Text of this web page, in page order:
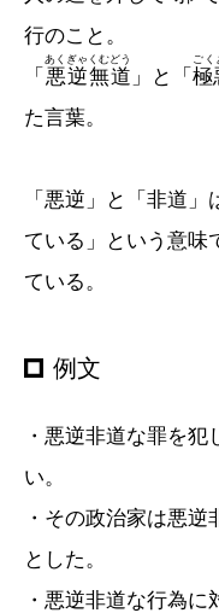
行のこと。
「 悪逆無道
あくぎゃくむどう
」と「 極
ごく
た言葉。
「悪逆」と「非道
ている」という意味
ている。
例文
・悪逆非道な罪を
い。
・その政治家は悪
とした。
・悪逆非道な行為